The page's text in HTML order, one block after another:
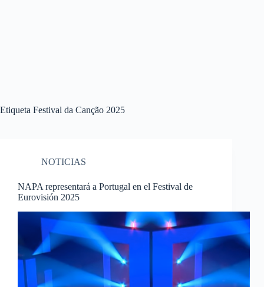
Etiqueta Festival da Canção 2025
NOTICIAS
NAPA representará a Portugal en el Festival de
Eurovisión 2025